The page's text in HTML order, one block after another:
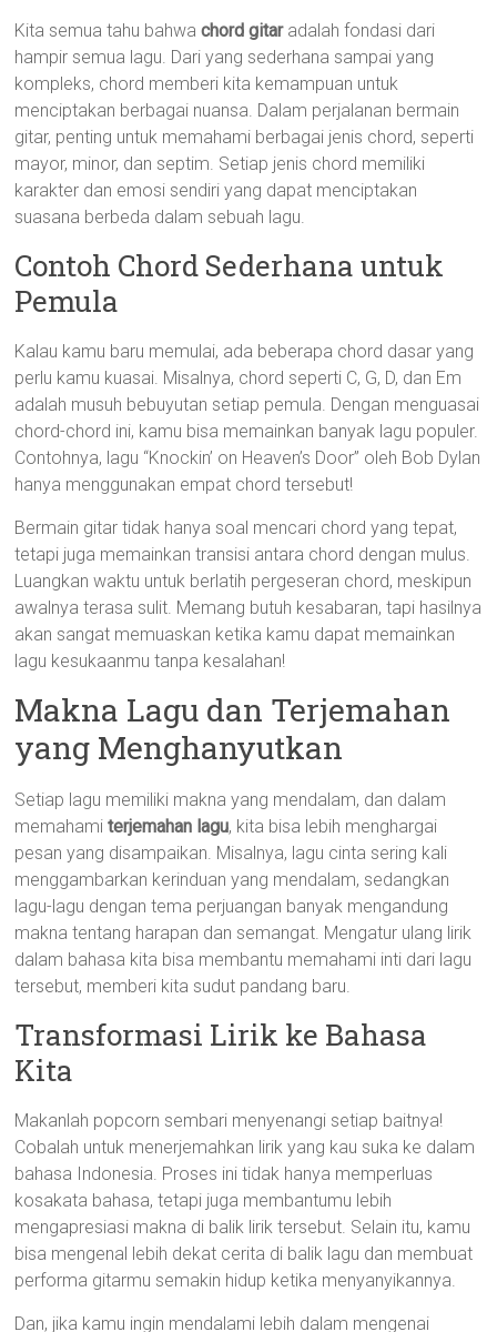
Kita semua tahu bahwachord gitaradalah fondasi dari
hampir semua lagu. Dari yang sederhana sampai yang
kompleks, chord memberi kita kemampuan untuk
menciptakan berbagai nuansa. Dalam perjalanan bermain
gitar, penting untuk memahami berbagai jenis chord, seperti
mayor, minor, dan septim. Setiap jenis chord memiliki
karakter dan emosi sendiri yang dapat menciptakan
suasana berbeda dalam sebuah lagu.
Contoh Chord Sederhana untuk
Pemula
Kalau kamu baru memulai, ada beberapa chord dasar yang
perlu kamu kuasai. Misalnya, chord seperti C, G, D, dan Em
adalah musuh bebuyutan setiap pemula. Dengan menguasai
chord-chord ini, kamu bisa memainkan banyak lagu populer.
Contohnya, lagu “Knockin’ on Heaven’s Door” oleh Bob Dylan
hanya menggunakan empat chord tersebut!
Bermain gitar tidak hanya soal mencari chord yang tepat,
tetapi juga memainkan transisi antara chord dengan mulus.
Luangkan waktu untuk berlatih pergeseran chord, meskipun
awalnya terasa sulit. Memang butuh kesabaran, tapi hasilnya
akan sangat memuaskan ketika kamu dapat memainkan
lagu kesukaanmu tanpa kesalahan!
Makna Lagu dan Terjemahan
yang Menghanyutkan
Setiap lagu memiliki makna yang mendalam, dan dalam
memahamiterjemahan lagu, kita bisa lebih menghargai
pesan yang disampaikan. Misalnya, lagu cinta sering kali
menggambarkan kerinduan yang mendalam, sedangkan
lagu-lagu dengan tema perjuangan banyak mengandung
makna tentang harapan dan semangat. Mengatur ulang lirik
dalam bahasa kita bisa membantu memahami inti dari lagu
tersebut, memberi kita sudut pandang baru.
Transformasi Lirik ke Bahasa
Kita
Makanlah popcorn sembari menyenangi setiap baitnya!
Cobalah untuk menerjemahkan lirik yang kau suka ke dalam
bahasa Indonesia. Proses ini tidak hanya memperluas
kosakata bahasa, tetapi juga membantumu lebih
mengapresiasi makna di balik lirik tersebut. Selain itu, kamu
bisa mengenal lebih dekat cerita di balik lagu dan membuat
performa gitarmu semakin hidup ketika menyanyikannya.
Dan, jika kamu ingin mendalami lebih dalam mengenai